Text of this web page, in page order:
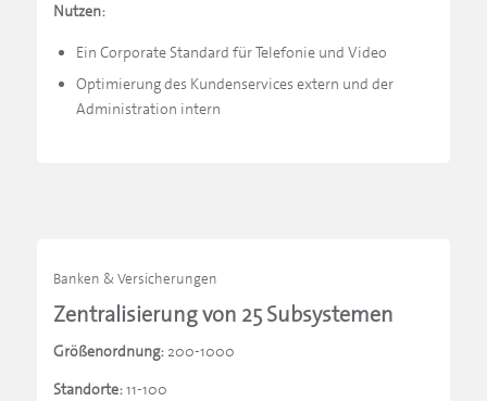
Nutzen:
Ein Corporate Standard für Telefonie und Video
Optimierung des Kundenservices extern und der
Administration intern
Banken & Versicherungen
Zentralisierung von 25 Subsystemen
Größenordnung: 200-1000
Standorte:11-100